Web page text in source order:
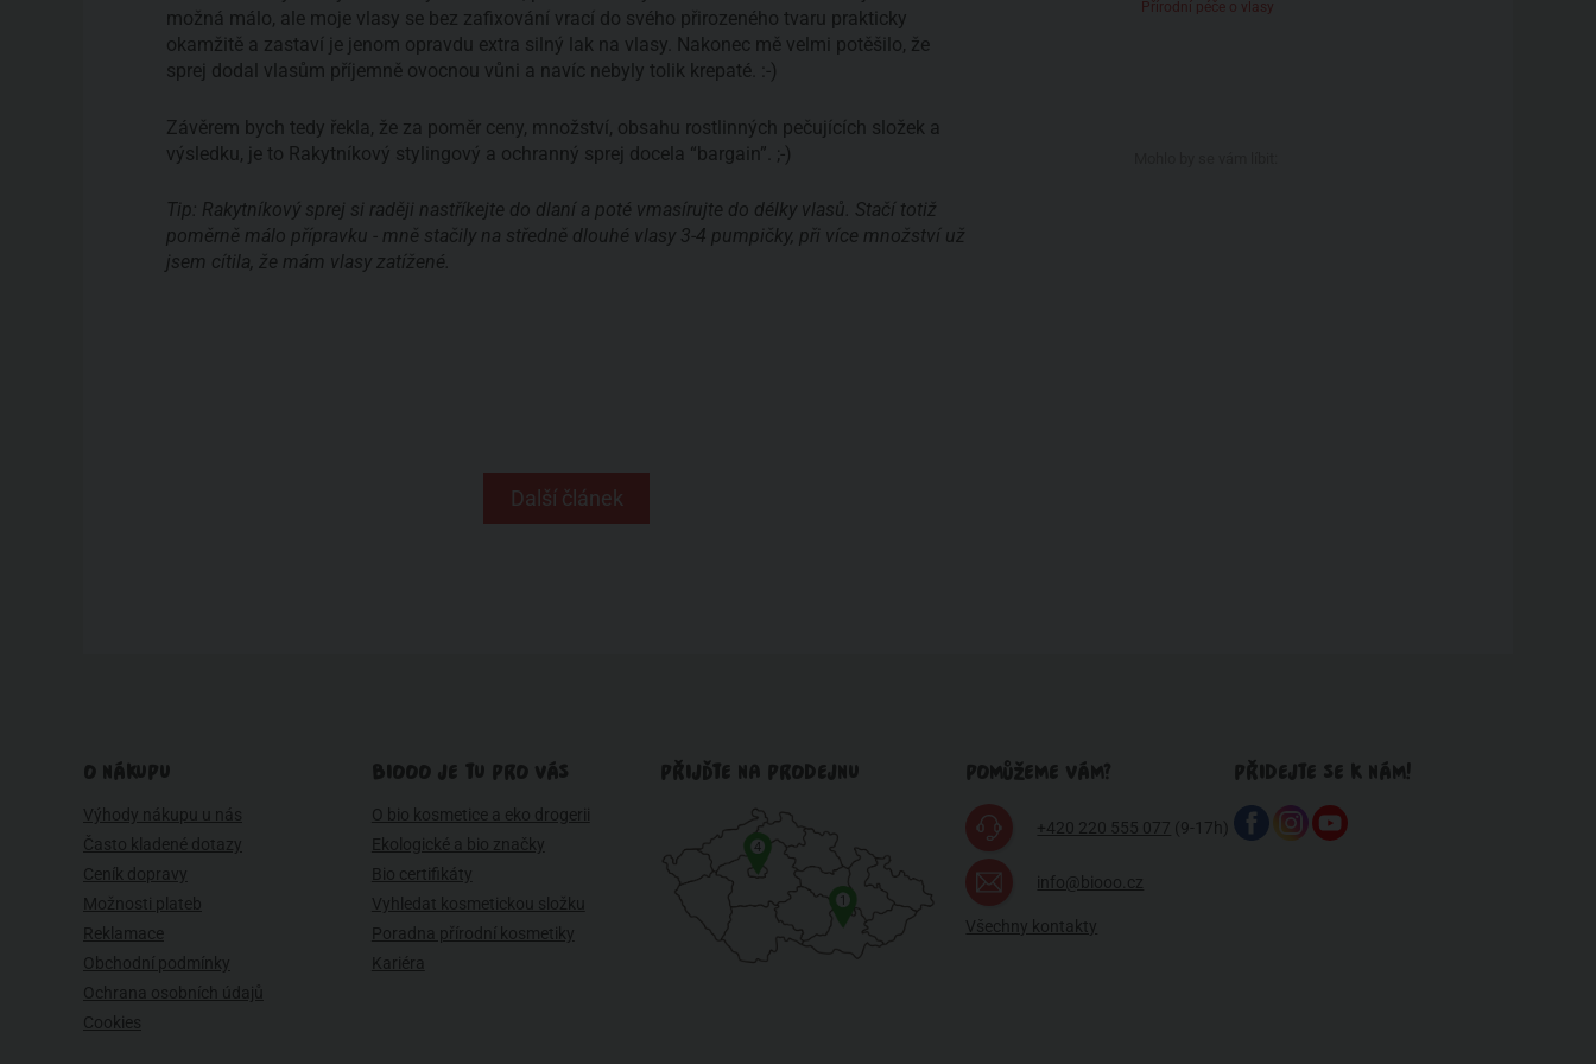
možná málo, ale moje vlasy se bez zafixování vrací do svého přirozeného tvaru prakticky
okamžitě a zastaví je jenom opravdu extra silný lak na vlasy. Nakonec mě velmi potěšilo, že
sprej dodal vlasům příjemně ovocnou vůni a navíc nebyly tolik krepaté. :-)
Závěrem bych tedy řekla, že za poměr ceny, množství, obsahu rostlinných pečujících složek a
výsledku, je to Rakytníkový stylingový a ochranný sprej docela “bargain”. ;-)
Tip: Rakytníkový sprej si raději nastříkejte do dlaní a poté vmasírujte do délky vlasů. Stačí totiž
poměrně málo přípravku - mně stačily na středně dlouhé vlasy 3-4 pumpičky, při více množství už
jsem cítila, že mám vlasy zatížené.
Další článek
Přírodní péče o vlasy
O NÁKUPU
Výhody nákupu u nás
Často kladené dotazy
Ceník dopravy
Možnosti plateb
Reklamace
Obchodní podmínky
Ochrana osobních údajů
Cookies
BIOOO JE TU PRO VÁS
O bio kosmetice a eko drogerii
Ekologické a bio značky
Bio certifikáty
Vyhledat kosmetickou složku
Poradna přírodní kosmetiky
Kariéra
PŘIJĎTE NA PRODEJNU
1
4
POMŮŽEME VÁM?
+420 220 555 077 (9-17h)
info@biooo.cz
Všechny kontakty
PŘIDEJTE SE K NÁM!